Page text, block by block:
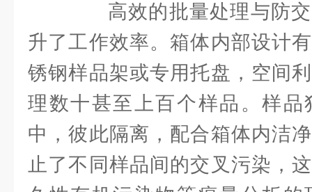
高效的批量处理与防交
升了工作效率。箱体内部设计
锈钢样品架或专用托盘，空间
理数十甚至上百个样品。样品
中，彼此隔离，配合箱体内洁
止了不同样品间的交叉污染，